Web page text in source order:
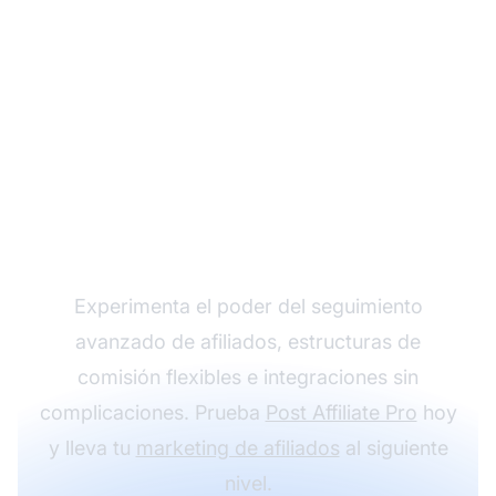
Experimenta el poder del seguimiento
avanzado de afiliados, estructuras de
comisión flexibles e integraciones sin
complicaciones. Prueba Post Affiliate Pro hoy
y lleva tu marketing de afiliados al siguiente
nivel.